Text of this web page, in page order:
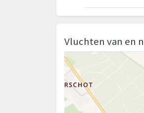
Vluchten van en